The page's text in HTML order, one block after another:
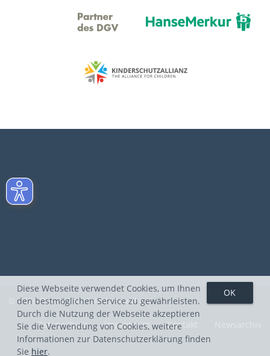
Diese Webseite verwendet Cookies, um Ihnen
den bestmöglichen Service zu gewährleisten.
Durch die Nutzung der Webseite akzeptieren
Sie die Verwendung von Cookies, weitere
Informationen zur Datenschutzerklärung finden
Sie hier.
© 2026 Deutscher Golf Verband e.V.
Datenschutz Impressum Kontakt